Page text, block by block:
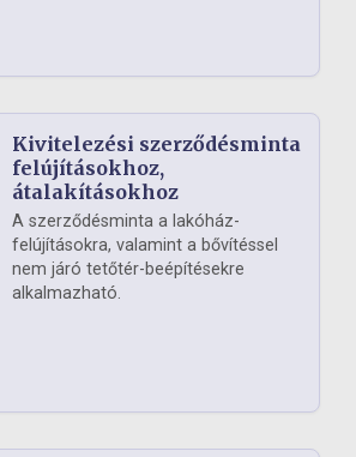
Kivitelezési szerződésminta
felújításokhoz,
átalakításokhoz
A szerződésminta a lakóház-
felújításokra, valamint a bővítéssel
nem járó tetőtér-beépítésekre
alkalmazható.